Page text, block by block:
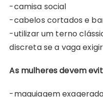
-camisa social
-cabelos cortados e
-utilizar um terno
discreta se a vaga exigir
As mulheres devem
-maquiagem